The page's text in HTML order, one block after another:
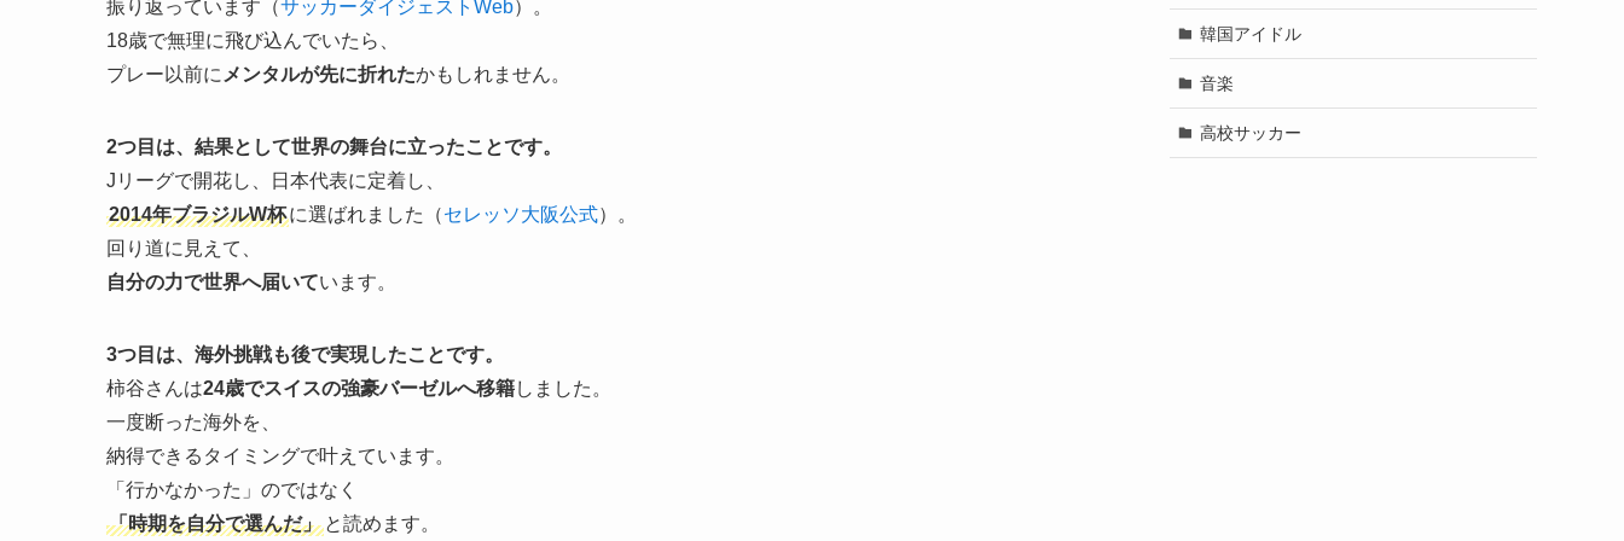
振り返っています（サッカーダイジェストWeb）。
18歳で無理に飛び込んでいたら、
プレー以前に メンタルが先に折れたかもしれません。
2つ目は、結果として世界の舞台に立ったことです。
Jリーグで開花し、日本代表に定着し、
2014年ブラジルW杯に選ばれました（セレッソ大阪公式）。
回り道に見えて、
自分の力で世界へ届いています。
3つ目は、海外挑戦も後で実現したことです。
柿谷さんは24歳でスイスの強豪バーゼルへ移籍しました。
一度断った海外を、
納得できるタイミングで叶えています。
「行かなかった」のではなく
「時期を自分で選んだ」 と読めます。
韓国アイドル
音楽
高校サッカー